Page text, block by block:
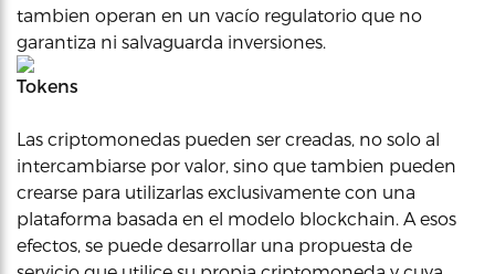
tambien operan en un vacío regulatorio que no
garantiza ni salvaguarda inversiones.
Tokens
Las criptomonedas pueden ser creadas, no solo al
intercambiarse por valor, sino que tambien pueden
crearse para utilizarlas exclusivamente con una
plataforma basada en el modelo blockchain. A esos
efectos, se puede desarrollar una propuesta de